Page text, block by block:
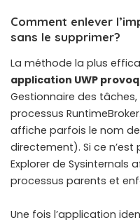
Comment enlever
sans le supprimer?
La méthode la plus
application UWP
Gestionnaire des tâches,
processus
affiche parfois le nom
directement). Si ce n’est
Explorer de Sysinternals
processus parents et
Une fois l’application